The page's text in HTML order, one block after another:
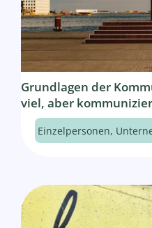
Grundlagen der
viel, aber
Einzelpersonen,